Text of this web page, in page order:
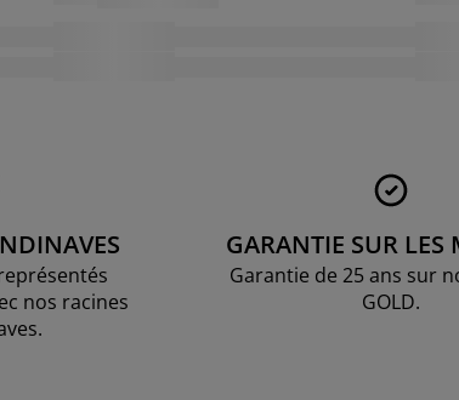
nos racines
GARANTIE SUR LES
Garantie de 25 ans sur
GOLD.